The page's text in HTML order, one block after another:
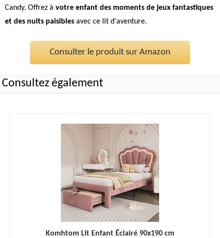
Candy. Offrez à votre enfant des moments de jeux fantastiques
et des nuits paisibles avec ce lit d'aventure.
Consulter le produit sur Amazon
Consultez également
Komhtom Lit Enfant Éclairé 90x190 cm